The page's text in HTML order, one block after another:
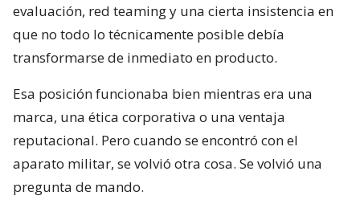
evaluación, red teaming y una cierta insistencia en
que no todo lo técnicamente posible debía
transformarse de inmediato en producto.
Esa posición funcionaba bien mientras era una
marca, una ética corporativa o una ventaja
reputacional. Pero cuando se encontró con el
aparato militar, se volvió otra cosa. Se volvió una
pregunta de mando.